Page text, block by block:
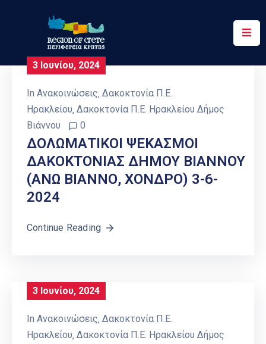
Περιφέρεια
Έργα
Ψηφιακές
Υπηρεσίες
Επικοινωνία
3 Ιουνίου, 2024
In Ανακοινώσεις‚ Δακοκτονία Π.Ε.
Ηρακλείου‚ Δακοκτονία Π.Ε. Ηρακλείου Δήμος
Βιάννου
0
ΔΟΛΩΜΑΤΙΚΟΙ ΨΕΚΑΣΜΟΙ
ΔΑΚΟΚΤΟΝΙΑΣ ΔΗΜΟΥ ΒΙΑΝΝΟΥ
(ΑΝΩ ΒΙΑΝΝΟ, ΧΟΝΔΡΟ) 3-6-
2024
Continue Reading
3 Ιουνίου, 2024
In Ανακοινώσεις Δακοκτονία Π.Ε.
Ηρακλείου Δακοκτονία Π.Ε. Ηρακλείου Δήμος